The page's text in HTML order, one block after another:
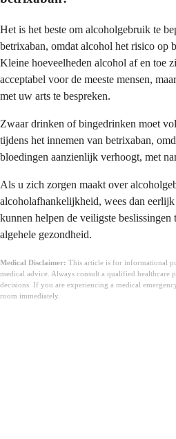
Het is het beste om alcoholgebruik te
betrixaban, omdat alcohol het risico op
Kleine hoeveelheden alcohol af en toe
acceptabel voor de meeste mensen,
met uw arts te bespreken.
Zwaar drinken of bingedrinken moet
tijdens het innemen van betrixaban,
bloedingen aanzienlijk verhoogt, met
Als u zich zorgen maakt over
alcoholafhankelijkheid, wees dan
kunnen helpen de veiligste
algehele gezondheid.
Medical Disclaimer: This article is for informational
medical advice. Always consult a qualified healthcare
decisions. If you are experiencing a medical
room immediately.